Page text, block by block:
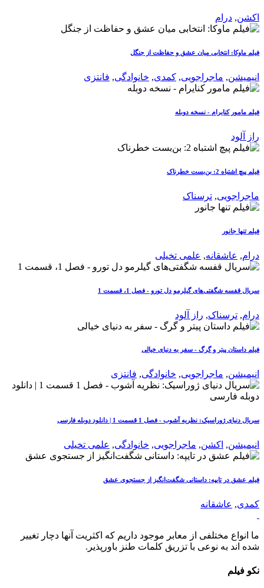
اکشن, درام
فیلم ماوکا: انتخابی میان عشق و حفاظت از جنگل
انیمیشن, ماجراجویی, کمدی, خانوادگی, فانتزی
فیلم مامور کنایرام - نسخه دوبله
راز آلود
فیلم پیچ اشتباه 2: بن‌بست خطرناک
ماجراجویی, ترسناک
فیلم تنها جانور
درام, عاشقانه, علمی تخیلی
سریال قفسه شگفتی‌های گیلرمو دل تورو - فصل 1، قسمت 1
درام, ترسناک, راز آلود
فیلم داستان پیتر و گرگ - سفر به دنیای خیالی
انیمیشن, ماجراجویی, خانوادگی, فانتزی
سریال دنیای ژوراسیک: نظریه آشوب - فصل 1 قسمت 1 | دانلود دوبله فارسی
انیمیشن, اکشن, ماجراجویی, خانوادگی, علمی تخیلی
فیلم عشق در تایپه: داستانی شگفت‌انگیز از جستجوی عشق
کمدی, عاشقانه
ما انواع مختلفی از معابر موجود داریم که اکثریت آنها دچار تغییر
شده اند به نوعی با تزریق کلمات طنز باورپذیر.
نکو فیلم